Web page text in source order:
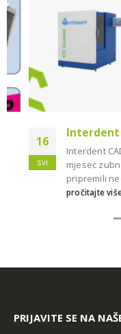
Interdent
Interdent CAD/
mjesec zubne
pripremili
pročitajte više
PRIJAVITE SE NA